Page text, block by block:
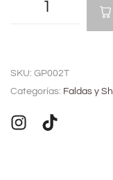
t
r
SKU: GP002T
Categorías: Faldas y